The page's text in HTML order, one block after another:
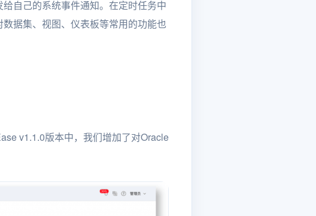
自己的系统事件通知。在定时任务中
据集、视图、仪表板等常用的功能也
v1.1.0版本中，我们增加了对Oracle